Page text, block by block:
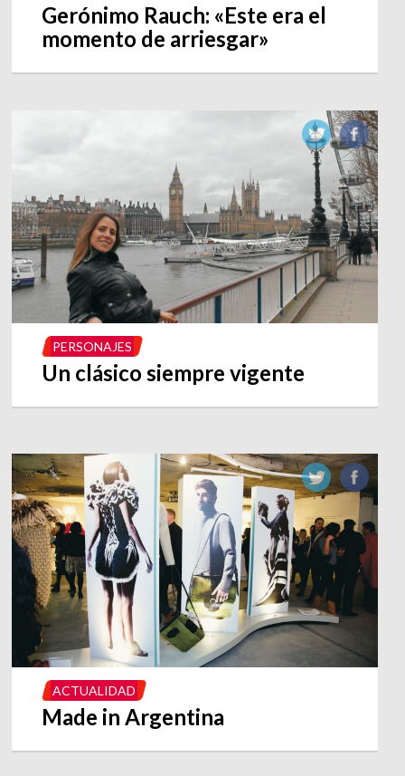
Gerónimo Rauch: «Este era el
momento de arriesgar»
PERSONAJES
Un clásico siempre vigente
ACTUALIDAD
Made in Argentina